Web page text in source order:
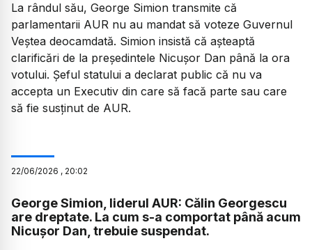
La rândul său, George Simion transmite că
parlamentarii AUR nu au mandat să voteze Guvernul
Veștea deocamdată. Simion insistă că așteaptă
clarificări de la președintele Nicușor Dan până la ora
votului. Șeful statului a declarat public că nu va
accepta un Executiv din care să facă parte sau care
să fie susținut de AUR.
22/06/2026 , 20:02
George Simion, liderul AUR: Călin Georgescu
are dreptate. La cum s-a comportat până acum
Nicușor Dan, trebuie suspendat.